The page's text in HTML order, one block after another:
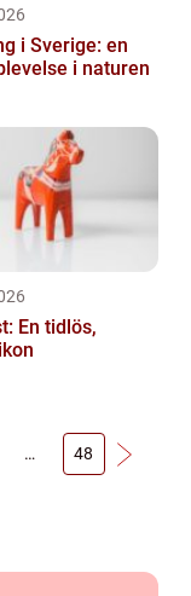
i Sverige: en
i naturen
En tidlös,
… 48